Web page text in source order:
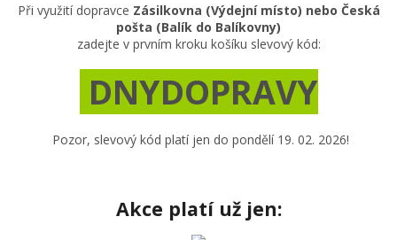
Při využití dopravce Zásilkovna (Výdejní místo) nebo Česká
pošta (Balík do Balíkovny)
zadejte v prvním kroku košíku slevový kód:
DNYDOPRAVY
Pozor, slevový kód platí jen do pondělí 19. 02. 2026!
Akce platí už jen: